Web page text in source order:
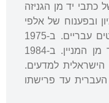
כתבי יד מן הגניזה
ובפענוח של אלפי
קטעים ופרגמנטים של שירים ופיוטים עבריים. ב-1975
קיבל פליישר את התואר פרופסור מן המניין. ב-1984
למדעים.
העברית עד פרישתו